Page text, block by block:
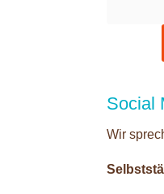
Social
Wir